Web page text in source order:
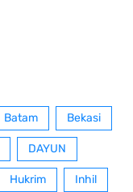
Batam Bekasi
DAYUN
Hukrim Inhil